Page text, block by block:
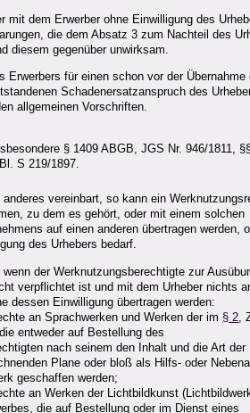
mit dem Erwerber ohne Einwilligung des
die dem Absatz 3 zum Nachteil des
diesem gegenüber unwirksam.
Erwerbers für einen schon vor der Übernahme
Schadenersatzanspruch des
allgemeinen Vorschriften.
§ 1409 ABGB, JGS Nr. 946/1811,
S 219/1897.
vereinbart, so kann ein
zu dem es gehört, oder mit einem solchen
auf einen anderen übertragen werden,
des Urhebers bedarf.
der Werknutzungsberechtigte zur
verpflichtet ist und mit dem Urheber nichts
dessen Einwilligung übertragen werden:
an Sprachwerken und Werken der im § 2 ,
entweder auf Bestellung des
nach seinem den Inhalt und die Art der
Plane oder bloß als Hilfs- oder
geschaffen werden;
an Werken der Lichtbildkunst
die auf Bestellung oder im Dienst eines